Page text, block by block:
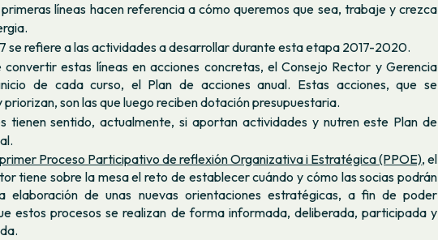
primeras líneas hacen referencia a cómo queremos que sea, trabaje y crezca
se refiere a las actividades a desarrollar durante esta etapa 2017-2020.
convertir estas líneas en acciones concretas, el Consejo Rector y Gerencia
de cada curso, el Plan de acciones anual. Estas acciones, que se
priorizan, son las que luego reciben dotación presupuestaria.
tienen sentido, actualmente, si aportan actividades y nutren este Plan de
primer Proceso Participativo de reflexión Organizativa i Estratégica (PPOE), el
tiene sobre la mesa el reto de establecer cuándo y cómo las socias podrán
elaboración de unas nuevas orientaciones estratégicas, a fin de poder
estos procesos se realizan de forma informada, deliberada, participada y